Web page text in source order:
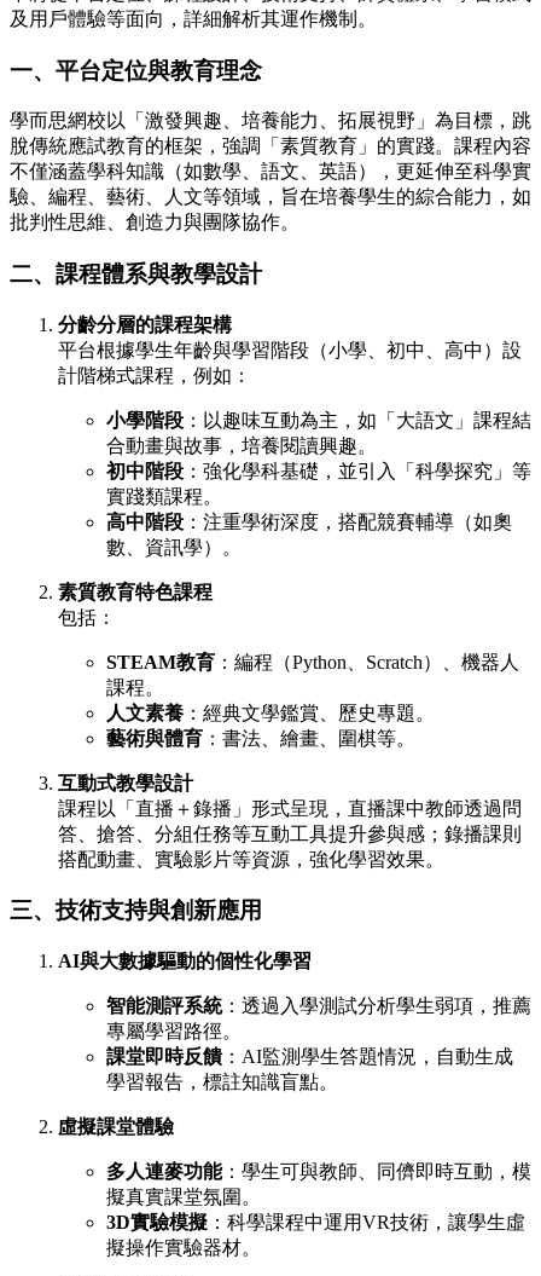
及用戶體驗等面向，詳細解析其運作機制。
一、平台定位與教育理念
學而思網校以「激發興趣、培養能力、拓展視野」為目標，跳
脫傳統應試教育的框架，強調「素質教育」的實踐。課程內容
不僅涵蓋學科知識（如數學、語文、英語），更延伸至科學實
驗、編程、藝術、人文等領域，旨在培養學生的綜合能力，如
批判性思維、創造力與團隊協作。
二、課程體系與教學設計
分齡分層的課程架構
平台根據學生年齡與學習階段（小學、初中、高中）設
計階梯式課程，例如：
小學階段 ：以趣味互動為主，如「大語文」課程結
合動畫與故事，培養閱讀興趣。
初中階段 ：強化學科基礎，並引入「科學探究」等
實踐類課程。
高中階段 ：注重學術深度，搭配競賽輔導（如奧
數、資訊學）。
素質教育特色課程
包括：
STEAM教育 ：編程（Python、Scratch）、機器人
課程。
人文素養 ：經典文學鑑賞、歷史專題。
藝術與體育 ：書法、繪畫、圍棋等。
互動式教學設計
課程以「直播＋錄播」形式呈現，直播課中教師透過問
答、搶答、分組任務等互動工具提升參與感；錄播課則
搭配動畫、實驗影片等資源，強化學習效果。
三、技術支持與創新應用
AI與大數據驅動的個性化學習
智能測評系統：透過入學測試分析學生弱項，推薦
專屬學習路徑。
課堂即時反饋：AI監測學生答題情況，自動生成
學習報告，標註知識盲點。
虛擬課堂體驗
多人連麥功能：學生可與教師、同儕即時互動，模
擬真實課堂氛圍。
3D實驗模擬 ：科學課程中運用VR技術，讓學生虛
擬操作實驗器材。